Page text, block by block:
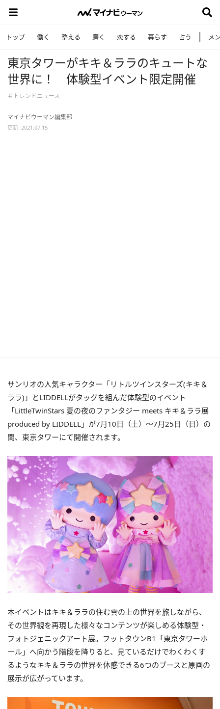
トップ 働く 整える 磨く 恋する 暮らす 占う メ
東京タワーがキキ＆ララのキュートな
世界に！ 体験型イベント限定開催
＃トレンドニュース
マイナビウーマン編集部
更新: 2021.07.15
サンリオの人気キャラクター「リトルツインスターズ(キキ＆
ララ)」とLIDDELLがタッグを組んだ体験型のイベント
「LittleTwinStars 夏の夜のファンタジー meets キキ＆ララ展
produced by LIDDELL」が7月10日（土）～7月25日（日）の
間、東京タワーにて開催されます。
本イベントはキキ＆ララの住む雲の上の世界を旅しながら、
その世界観を再現した様々なコンテンツが楽しめる体験型・
フォトジェニックアート展。フットタウンB1「東京タワーホ
ール」へ向かう階段を降りると、見ているだけでわくわくす
るようなキキ＆ララの世界を体感できる6つのブースと原画の
展示が広がっています。